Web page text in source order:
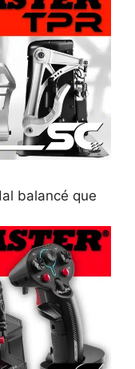
balancé que